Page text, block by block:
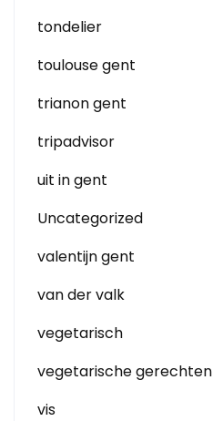
tondelier
toulouse gent
trianon gent
tripadvisor
uit in gent
Uncategorized
valentijn gent
van der valk
vegetarisch
vegetarische gerechten
vis